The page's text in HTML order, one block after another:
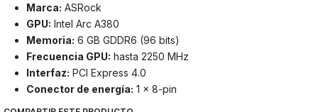
Marca: ASRock
GPU: Intel Arc A380
Memoria: 6 GB GDDR6 (96 bits)
Frecuencia GPU: hasta 2250 MHz
Interfaz: PCI Express 4.0
Conector de energía: 1 × 8-pin